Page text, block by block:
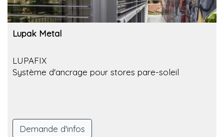
Lupak Metal
LUPAFIX
Système d'ancrage pour stores pare-soleil
Demande d'infos